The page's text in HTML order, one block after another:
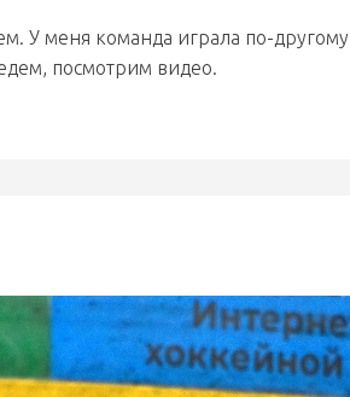
У меня команда играла по-
посмотрим видео.